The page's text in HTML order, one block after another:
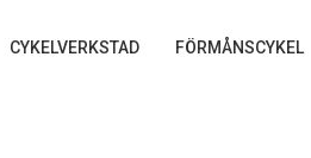
CYKELVERKSTAD FÖRMÅNSCYKEL